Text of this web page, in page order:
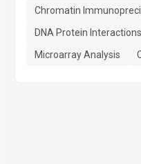
Chromatin
DNA Protein Interactions
Microarray Analysis